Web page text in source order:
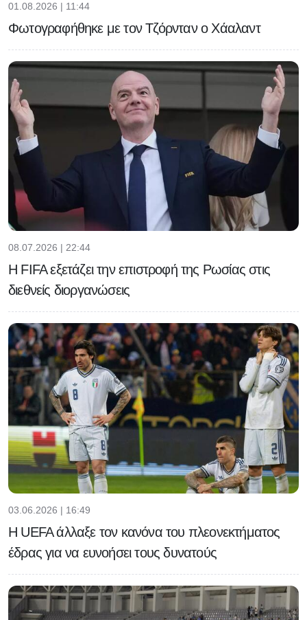
01.08.2026 | 11:44
Φωτογραφήθηκε με τον Τζόρνταν ο Χάαλαντ
08.07.2026 | 22:44
Η FIFA εξετάζει την επιστροφή της Ρωσίας στις
διεθνείς διοργανώσεις
03.06.2026 | 16:49
H UEFA άλλαξε τον κανόνα του πλεονεκτήματος
έδρας για να ευνοήσει τους δυνατούς